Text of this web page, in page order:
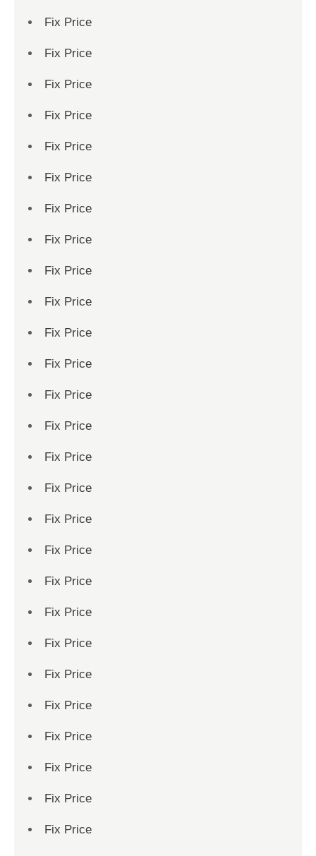
Fix Price
Fix Price
Fix Price
Fix Price
Fix Price
Fix Price
Fix Price
Fix Price
Fix Price
Fix Price
Fix Price
Fix Price
Fix Price
Fix Price
Fix Price
Fix Price
Fix Price
Fix Price
Fix Price
Fix Price
Fix Price
Fix Price
Fix Price
Fix Price
Fix Price
Fix Price
Fix Price